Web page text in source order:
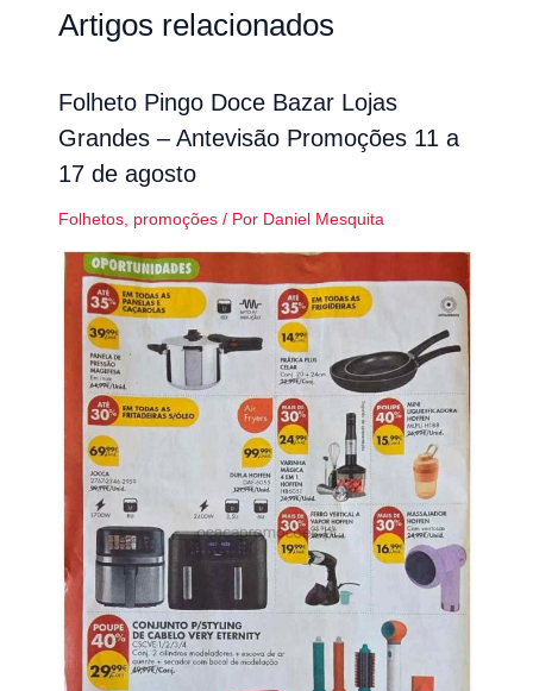
Artigos relacionados
Folheto Pingo Doce Bazar Lojas
Grandes – Antevisão Promoções 11 a
17 de agosto
Folhetos, promoções/ Por Daniel Mesquita